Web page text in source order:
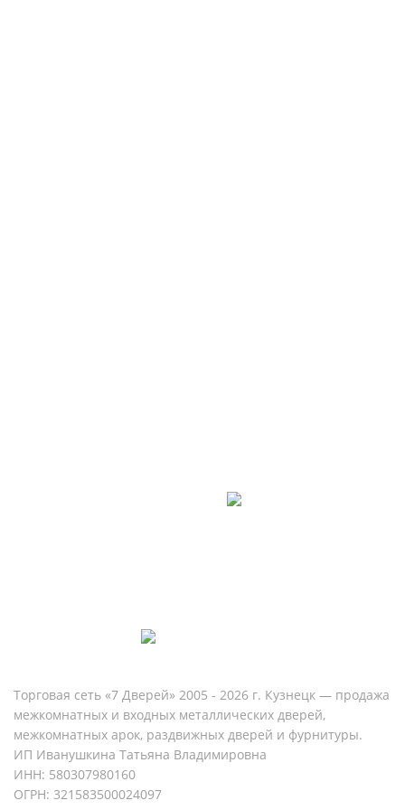
Торговая сеть «7 Дверей» 2005 - 2026 г. Кузнецк — продажа
межкомнатных и входных металлических дверей,
межкомнатных арок, раздвижных дверей и фурнитуры.
ИП Иванушкина Татьяна Владимировна
ИНН: 580307980160
ОГРН: 321583500024097